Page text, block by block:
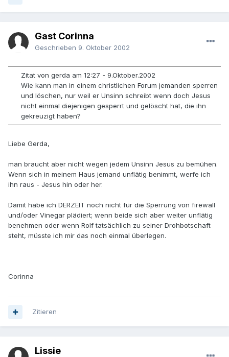
Gast Corinna
Geschrieben 9. Oktober 2002
Zitat von gerda am 12:27 - 9.Oktober.2002
Wie kann man in einem christlichen Forum jemanden sperren
und löschen, nur weil er Unsinn schreibt wenn doch Jesus
nicht einmal diejenigen gesperrt und gelöscht hat, die ihn
gekreuzigt haben?
Liebe Gerda,
man braucht aber nicht wegen jedem Unsinn Jesus zu bemühen.
Wenn sich in meinem Haus jemand unflätig benimmt, werfe ich
ihn raus - Jesus hin oder her.
Damit habe ich DERZEIT noch nicht für die Sperrung von firewall
und/oder Vinegar plädiert; wenn beide sich aber weiter unflätig
benehmen oder wenn Rolf tatsächlich zu seiner Drohbotschaft
steht, müsste ich mir das noch einmal überlegen.
Corinna
Zitieren
Lissie